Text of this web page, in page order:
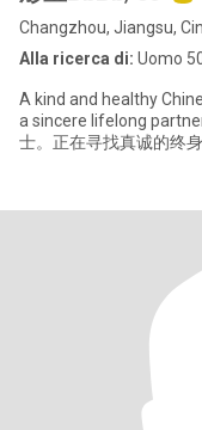
Changzhou, Jiangsu,
Alla ricerca di: Uomo
A kind and healthy
a sincere lifelong
士。正在寻找真诚的终身